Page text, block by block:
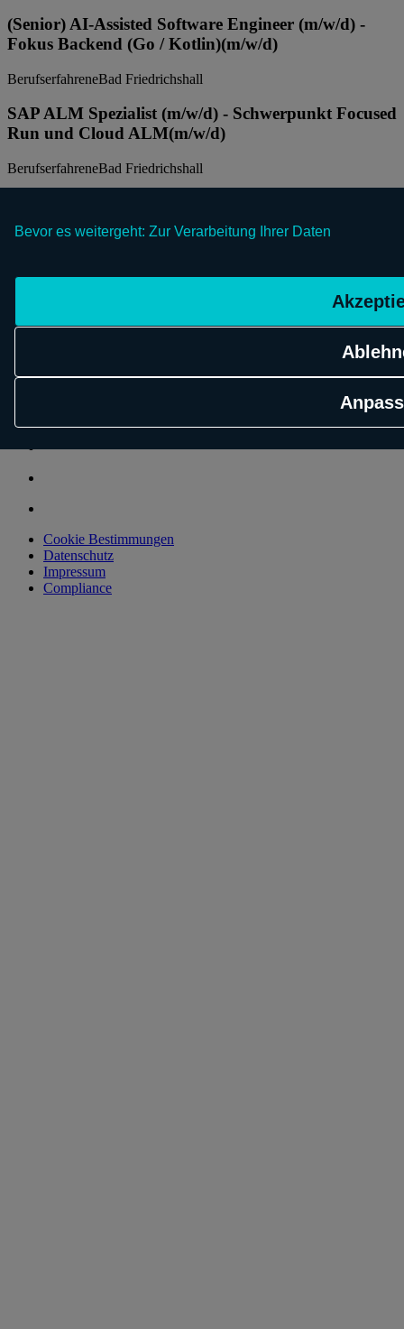
Bevor es weitergeht: Zur Verarbeitung Ihrer Daten
(Senior) AI-Assisted Software Engineer (m/w/d) -
Fokus Backend (Go / Kotlin)(m/w/d)
BerufserfahreneBad Friedrichshall
SAP ALM Spezialist (m/w/d) - Schwerpunkt Focused
Run und Cloud ALM(m/w/d)
BerufserfahreneBad Friedrichshall
BerufserfahreneBad Friedrichshall
SAP ABAP Developer - EWM (m/w/d)(m/w/d)
Cookie Bestimmungen
Datenschutz
Impressum
Compliance